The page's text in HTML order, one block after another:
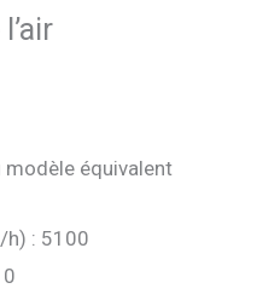
modèle équivalent
h) : 5100